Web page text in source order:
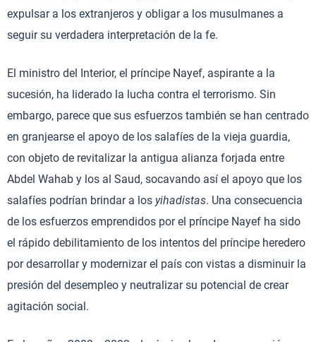
expulsar a los extranjeros y obligar a los musulmanes a
seguir su verdadera interpretación de la fe.
El ministro del Interior, el príncipe Nayef, aspirante a la
sucesión, ha liderado la lucha contra el terrorismo. Sin
embargo, parece que sus esfuerzos también se han centrado
en granjearse el apoyo de los salafíes de la vieja guardia,
con objeto de revitalizar la antigua alianza forjada entre
Abdel Wahab y los al Saud, socavando así el apoyo que los
salafíes podrían brindar a los yihadistas. Una consecuencia
de los esfuerzos emprendidos por el príncipe Nayef ha sido
el rápido debilitamiento de los intentos del príncipe heredero
por desarrollar y modernizar el país con vistas a disminuir la
presión del desempleo y neutralizar su potencial de crear
agitación social.